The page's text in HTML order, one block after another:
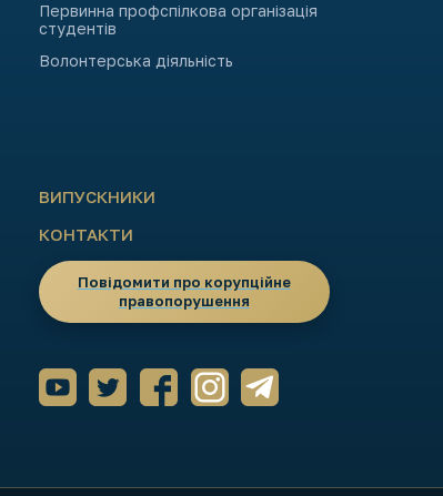
Первинна профспілкова організація
студентів
Волонтерська діяльність
ВИПУСКНИКИ
КОНТАКТИ
Повідомити про корупційне
правопорушення